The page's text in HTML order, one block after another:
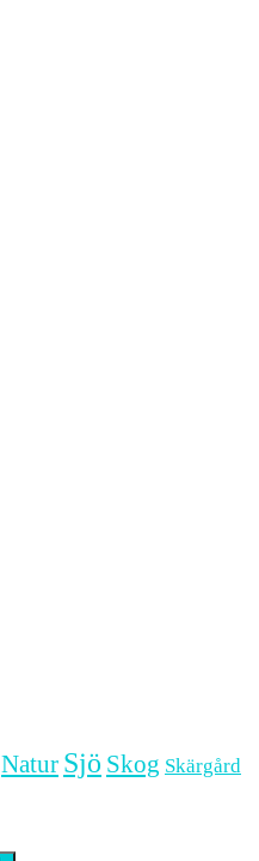
Natur Sjö Skog Skärgård